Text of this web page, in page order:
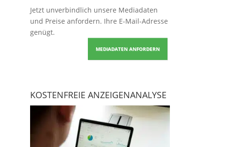
Jetzt unverbindlich unsere Mediadaten
und Preise anfordern. Ihre E-Mail-Adresse
genügt.
MEDIADATEN ANFORDERN
KOSTENFREIE ANZEIGENANALYSE